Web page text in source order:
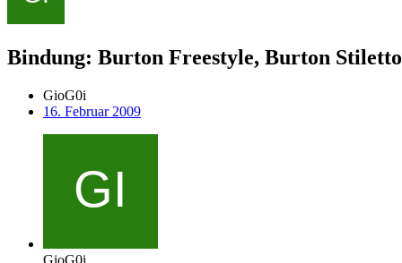
Bindung: Burton Freestyle, Burton
GioG0i
16. Februar 2009
GioG0i